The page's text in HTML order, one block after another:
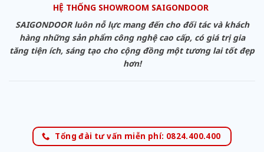
HỆ THỐNG SHOWROOM SAIGONDOOR
SAIGONDOOR luôn nỗ lực mang đến cho đối tác và khách
hàng những sản phẩm công nghệ cao cấp, có giá trị gia
tăng tiện ích, sáng tạo cho cộng đồng một tương lai tốt đẹp
hơn!
Tổng đài tư vấn miễn phí: 0824.400.400